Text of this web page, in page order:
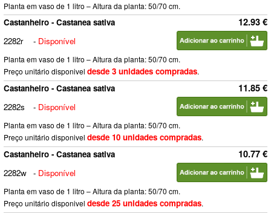
Planta em vaso de 1 litro – Altura da planta: 50/70 cm.
12.93 €
Castanheiro - Castanea sativa
2282r
- Disponível
Planta em vaso de 1 litro – Altura da planta: 50/70 cm.
Preço unitário disponivel desde 3 unidades compradas.
11.85 €
Castanheiro - Castanea sativa
2282s
- Disponível
Planta em vaso de 1 litro – Altura da planta: 50/70 cm.
Preço unitário disponivel desde 10 unidades compradas.
10.77 €
Castanheiro - Castanea sativa
2282w - Disponível
Planta em vaso de 1 litro – Altura da planta: 50/70 cm.
Preço unitário disponivel desde 25 unidades compradas.